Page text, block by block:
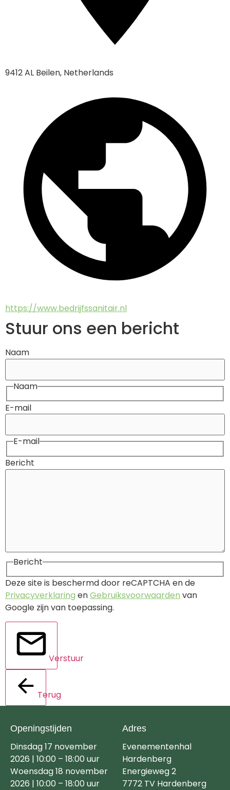
9412 AL Beilen, Netherlands
https://www.bedrijfssanitair.nl
Stuur ons een bericht
Naam
Naam
E-mail
E-mail
Bericht
Bericht
Deze site is beschermd door reCAPTCHA en de
Privacyverklaring enGebruiksvoorwaarden van
Google zijn van toepassing.
Verstuur
Terug
Openingstijden
Dinsdag 17 november
2026 | 10:00 – 18:00 uur
Woensdag 18 november
2026 | 10:00 – 18:00 uur
Adres
Evenementenhal
Hardenberg
Energieweg 2
7772 TV Hardenberg